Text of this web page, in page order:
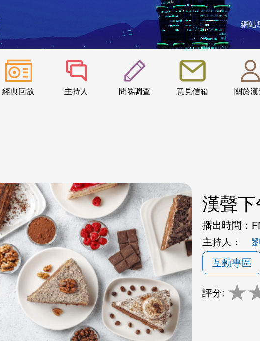
網站
經典回放 主持人 問卷調查 意見信箱 關於漢
:::
漢聲下
播出時間：
主持人：
互動專區
評分: ★